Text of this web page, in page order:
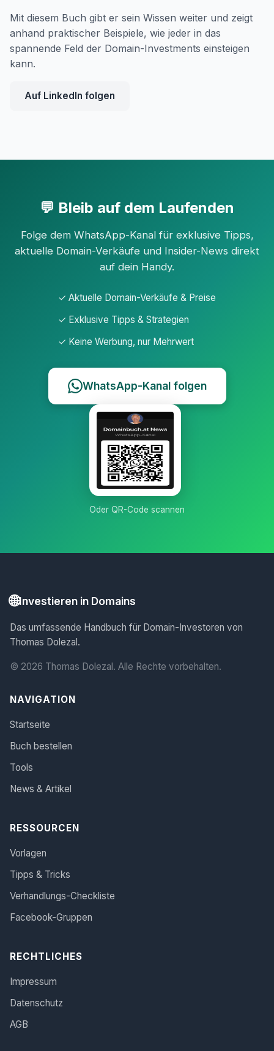
Mit diesem Buch gibt er sein Wissen weiter und zeigt
anhand praktischer Beispiele, wie jeder in das
spannende Feld der Domain-Investments einsteigen
kann.
Auf LinkedIn folgen
💬 Bleib auf dem Laufenden
Folge dem WhatsApp-Kanal für exklusive Tipps,
aktuelle Domain-Verkäufe und Insider-News direkt
auf dein Handy.
✓ Aktuelle Domain-Verkäufe & Preise
✓ Exklusive Tipps & Strategien
✓ Keine Werbung, nur Mehrwert
WhatsApp-Kanal folgen
Oder QR-Code scannen
🌐Investieren in Domains
Das umfassende Handbuch für Domain-Investoren von
Thomas Dolezal.
© 2026 Thomas Dolezal. Alle Rechte vorbehalten.
NAVIGATION
Startseite
Buch bestellen
Tools
News & Artikel
RESSOURCEN
Vorlagen
Tipps & Tricks
Verhandlungs-Checkliste
Facebook-Gruppen
RECHTLICHES
Impressum
Datenschutz
AGB